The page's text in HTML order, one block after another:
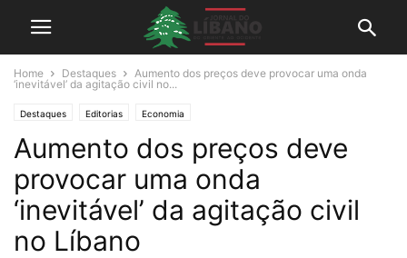
Home Destaques
Aumento dos preços deve provocar uma onda
‘inevitável’ da agitação civil no...
Destaques Editorias Economia
Aumento dos preços deve
provocar uma onda
‘inevitável’ da agitação civil
no Líbano